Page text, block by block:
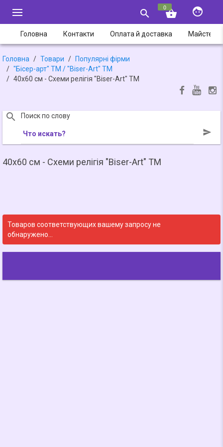
 shopping_basket
0 
Головна Контакти Оплата й доставка Майстер-
Головна Товари
Популярні фірми
"Бісер-арт" ТМ / "Bіser-Art" ТМ
40х60 см - Схеми релігія "Bіser-Art" ТМ
 Поиск по слову
Что искать? 
40х60 см - Схеми релігія "Bіser-Art" ТМ
Товаров соответствующих вашему запросу не
обнаружено…